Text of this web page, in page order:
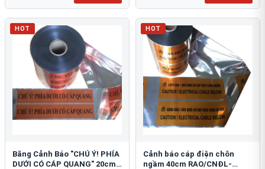
HOT
Băng Cảnh Báo "CHÚ Ý! PHÍA
DƯỚI CÓ CÁP QUANG" 20cm
HOT
Cảnh báo cáp điện chôn
ngầm 40cm RAO/CNĐL-